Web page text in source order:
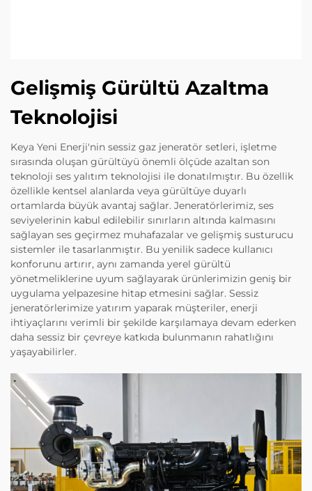
Gelişmiş Gürültü Azaltma
Teknolojisi
Keya Yeni Enerji'nin sessiz gaz jeneratör setleri, işletme
sırasında oluşan gürültüyü önemli ölçüde azaltan son
teknoloji ses yalıtım teknolojisi ile donatılmıştır. Bu özellik
özellikle kentsel alanlarda veya gürültüye duyarlı
ortamlarda büyük avantaj sağlar. Jeneratörlerimiz, ses
seviyelerinin kabul edilebilir sınırların altında kalmasını
sağlayan ses geçirmez muhafazalar ve gelişmiş susturucu
sistemler ile tasarlanmıştır. Bu yenilik sadece kullanıcı
konforunu artırır, aynı zamanda yerel gürültü
yönetmeliklerine uyum sağlayarak ürünlerimizin geniş bir
uygulama yelpazesine hitap etmesini sağlar. Sessiz
jeneratörlerimize yatırım yaparak müşteriler, enerji
ihtiyaçlarını verimli bir şekilde karşılamaya devam ederken
daha sessiz bir çevreye katkıda bulunmanın rahatlığını
yaşayabilirler.